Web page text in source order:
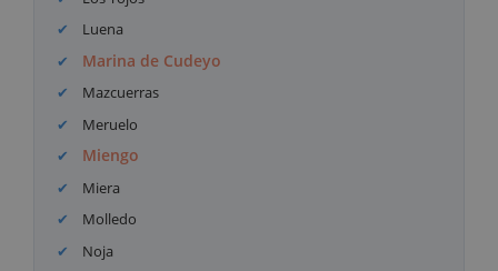
Luena
Marina de Cudeyo
Mazcuerras
Meruelo
Miengo
Miera
Molledo
Noja